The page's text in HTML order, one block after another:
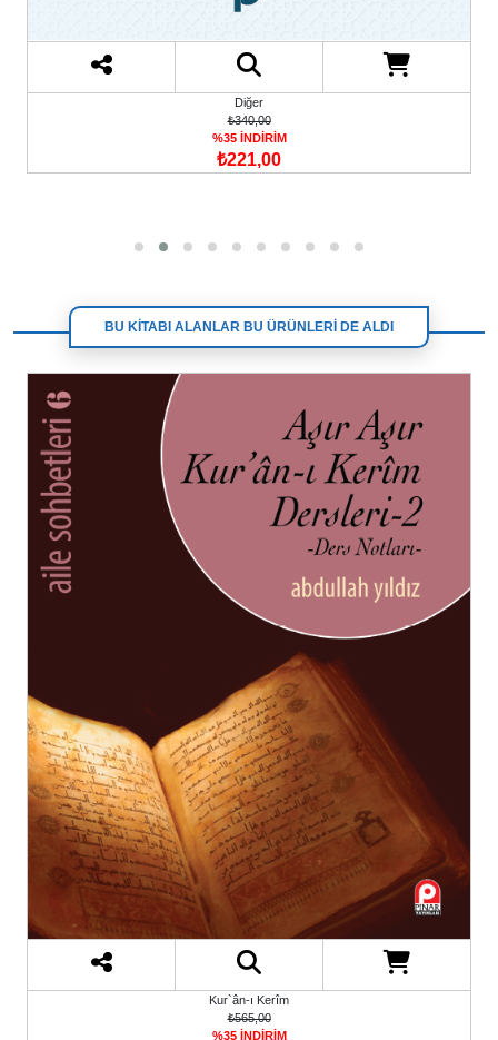
Diğer
₺425,00
%35 İNDİRİM
₺276,25
BU KİTABI ALANLAR BU ÜRÜNLERİ DE ALDI